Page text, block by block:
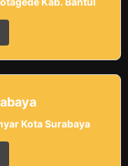
Kota Surabaya